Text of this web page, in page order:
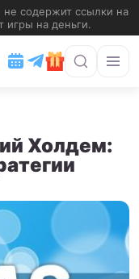
Холдем: